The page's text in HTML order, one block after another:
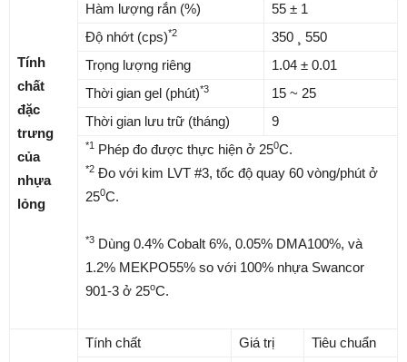
Tính
chất
đặc
trưng
của
nhựa
lỏng
Hàm lượng rắn (%)
55 ± 1
Độ nhớt (cps)*2
350 ¸ 550
Trọng lượng riêng
1.04 ± 0.01
Thời gian gel (phút)*3
15 ~ 25
Thời gian lưu trữ (tháng)
9
*1 Phép đo được thực hiện ở 250C.
*2 Đo với kim LVT #3, tốc độ quay 60 vòng/phút ở
250C.
*3 Dùng 0.4% Cobalt 6%, 0.05% DMA100%, và
1.2% MEKPO55% so với 100% nhựa Swancor
901-3 ở 25oC.
Tính chất Giá trị Tiêu chuẩn